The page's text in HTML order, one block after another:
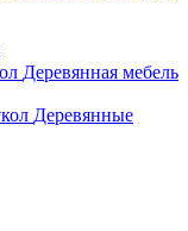
Деревянная мебель
Деревянные